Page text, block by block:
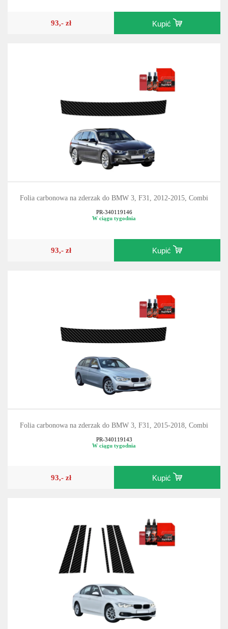
93,- zł Kupić
Folia carbonowa na zderzak do BMW 3, F31, 2012-2015, Combi
PR-340119146
W ciągu tygodnia
93,- zł Kupić
Folia carbonowa na zderzak do BMW 3, F31, 2015-2018, Combi
PR-340119143
W ciągu tygodnia
93,- zł Kupić